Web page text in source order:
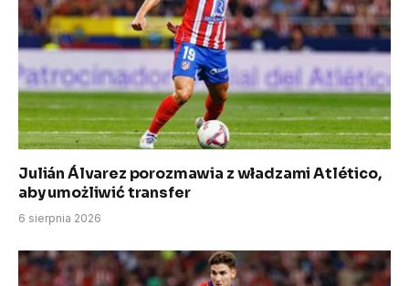
Julián Álvarez porozmawia z władzami Atlético,
aby umożliwić transfer
6 sierpnia 2026